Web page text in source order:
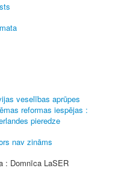
veselības aprūpes
reformas iespējas :
pieredze
nav zināms
: Domnīca LaSER